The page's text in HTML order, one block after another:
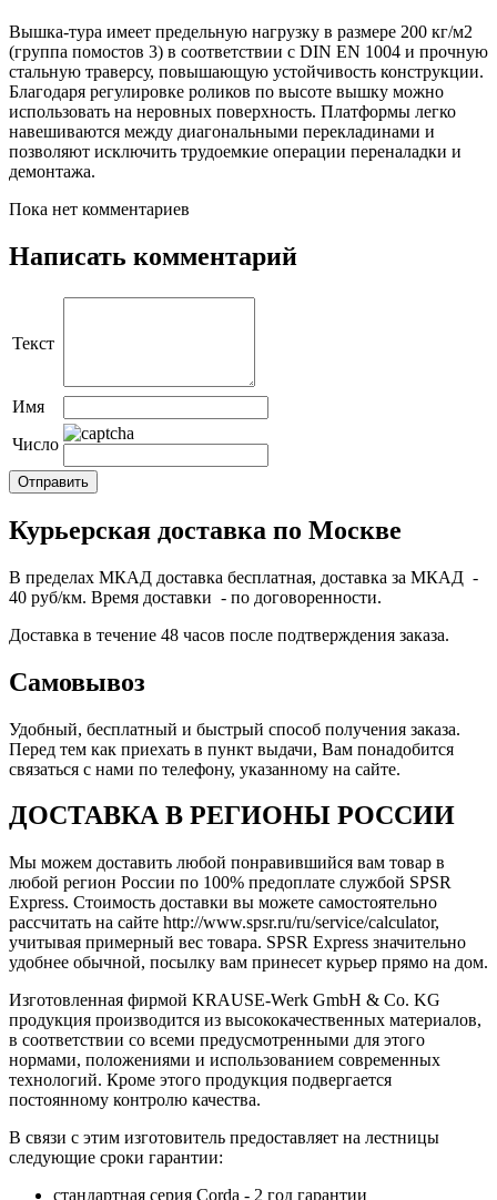
Вышка-тура имеет предельную нагрузку в размере 200 кг/м2
(группа помостов 3) в соответствии с DIN EN 1004 и прочную
стальную траверсу, повышающую устойчивость конструкции.
Благодаря регулировке роликов по высоте вышку можно
использовать на неровных поверхность. Платформы легко
навешиваются между диагональными перекладинами и
позволяют исключить трудоемкие операции переналадки и
демонтажа.
Пока нет комментариев
Написать комментарий
Текст
Имя
Число
Курьерская доставка по Москве
В пределах МКАД доставка бесплатная, доставка за МКАД -
40 руб/км. Время доставки - по договоренности.
Доставка в течение 48 часов после подтверждения заказа.
Самовывоз
Удобный, бесплатный и быстрый способ получения заказа.
Перед тем как приехать в пункт выдачи, Вам понадобится
связаться с нами по телефону, указанному на сайте.
ДОСТАВКА В РЕГИОНЫ РОССИИ
Мы можем доставить любой понравившийся вам товар в
любой регион России по 100% предоплате службой SPSR
Express. Стоимость доставки вы можете самостоятельно
рассчитать на сайте http://www.spsr.ru/ru/service/calculator,
учитывая примерный вес товара. SPSR Express значительно
удобнее обычной, посылку вам принесет курьер прямо на дом.
Изготовленная фирмой KRAUSE-Werk GmbH & Со. KG
продукция производится из высококачественных материалов,
в соответствии со всеми предусмотренными для этого
нормами, положениями и использованием современных
технологий. Кроме этого продукция подвергается
постоянному контролю качества.
В связи с этим изготовитель предоставляет на лестницы
следующие сроки гарантии:
стандартная серия Corda - 2 год гарантии